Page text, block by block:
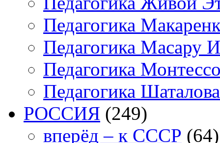
Педагогика
Педагогика Масару
Педагогика
Педагогика Шаталова
РОССИЯ (249)
вперёд – к СССР (64)